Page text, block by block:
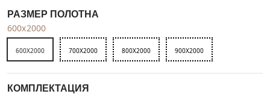
РАЗМЕР ПОЛОТНА
600x2000
600X2000 700X2000 800X2000 900X2000
КОМПЛЕКТАЦИЯ